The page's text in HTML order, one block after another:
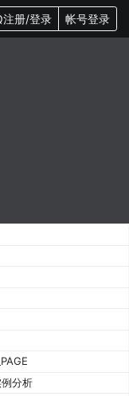
注册/登录 帐号登录
分析